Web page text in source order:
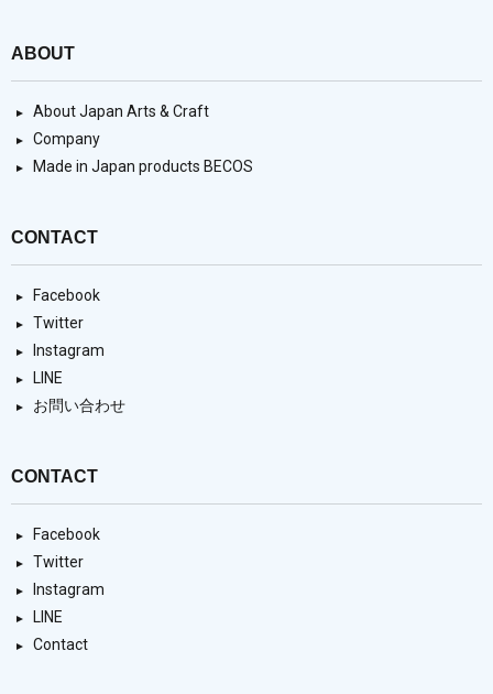
ABOUT
About Japan Arts & Craft
Company
Made in Japan products BECOS
CONTACT
Facebook
Twitter
Instagram
LINE
お問い合わせ
CONTACT
Facebook
Twitter
Instagram
LINE
Contact